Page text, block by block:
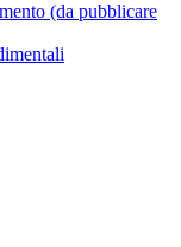
(da pubblicare